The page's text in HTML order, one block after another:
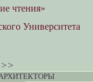
чтения»
Университета
>>